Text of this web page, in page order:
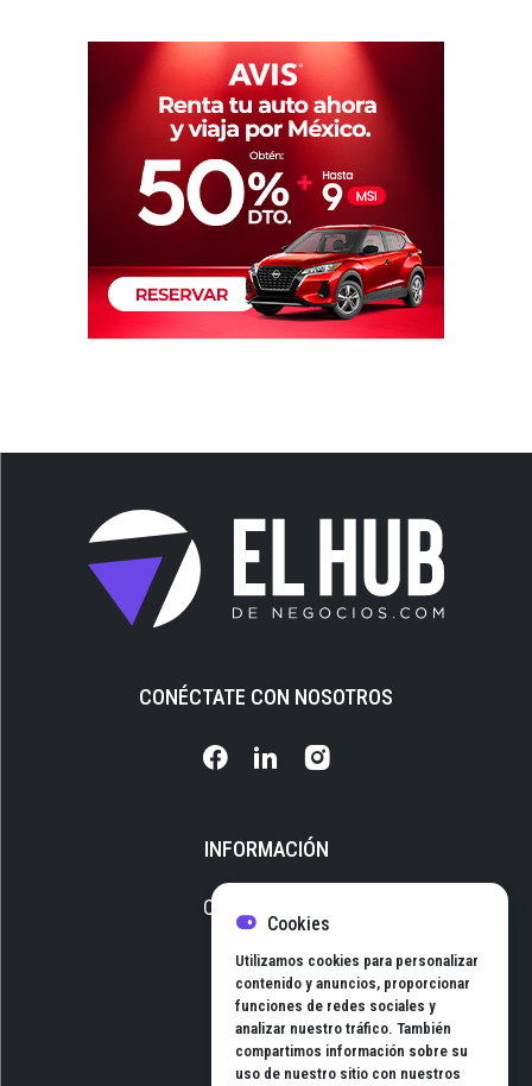
INFORMACIÓN
Quiénes somos
Newsletter
Contacto
CONÉCTATE CON NOSOTROS
Cookies
Utilizamos cookies para personalizar
contenido y anuncios, proporcionar
funciones de redes sociales y
analizar nuestro tráfico. También
compartimos información sobre su
uso de nuestro sitio con nuestros